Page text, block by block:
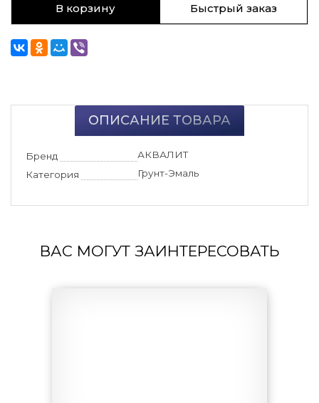
В корзину Быстрый заказ
ОПИСАНИЕ ТОВАРА
Бренд
АКВАЛИТ
Категория
Грунт-Эмаль
ВАС МОГУТ ЗАИНТЕРЕСОВАТЬ